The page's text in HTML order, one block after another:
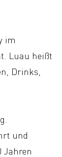
im
Luau heißt
Drinks,
und
Jahren